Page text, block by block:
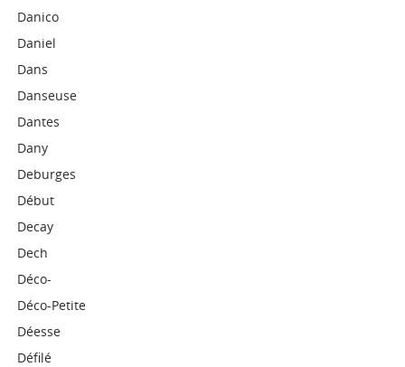
Danico
Daniel
Dans
Danseuse
Dantes
Dany
Deburges
Début
Decay
Dech
Déco-
Déco-Petite
Déesse
Défilé